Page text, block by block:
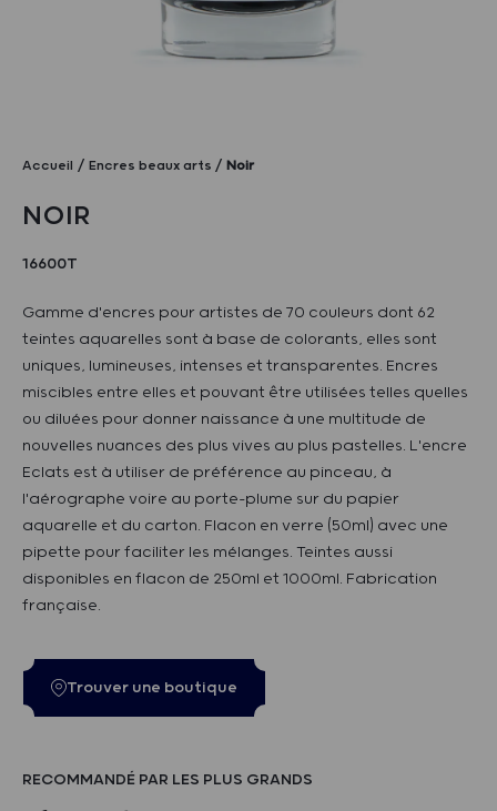
Accueil Encres beaux arts Noir
NOIR
16600T
Gamme d'encres pour artistes de 70 couleurs dont 62
teintes aquarelles sont à base de colorants, elles sont
uniques, lumineuses, intenses et transparentes. Encres
miscibles entre elles et pouvant être utilisées telles quelles
ou diluées pour donner naissance à une multitude de
nouvelles nuances des plus vives au plus pastelles. L'encre
Eclats est à utiliser de préférence au pinceau, à
l'aérographe voire au porte-plume sur du papier
aquarelle et du carton. Flacon en verre (50ml) avec une
pipette pour faciliter les mélanges. Teintes aussi
disponibles en flacon de 250ml et 1000ml. Fabrication
française.
Trouver une boutique
RECOMMANDÉ PAR LES PLUS GRANDS